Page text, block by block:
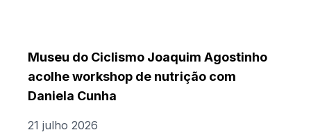
Museu do Ciclismo Joaquim Agostinho
acolhe workshop de nutrição com
Daniela Cunha
21 julho 2026